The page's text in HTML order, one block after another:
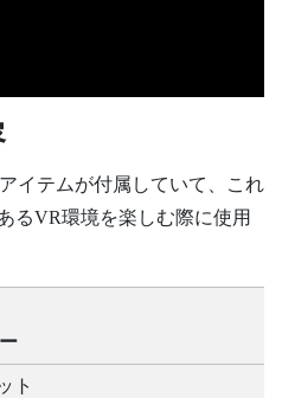
イテムが付属していて、これ
るVR環境を楽しむ際に使用
ト